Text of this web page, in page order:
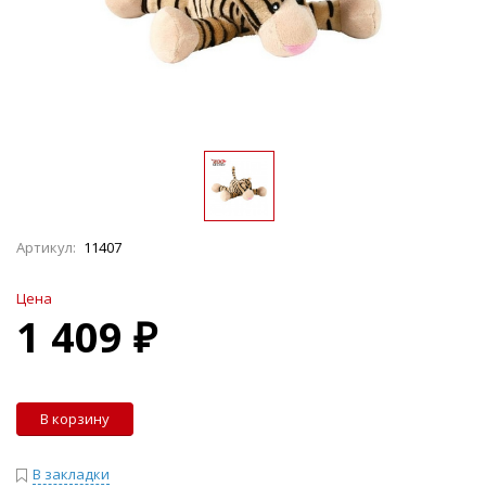
Артикул: 11407
Цена
1 409 ₽
В корзину
В закладки